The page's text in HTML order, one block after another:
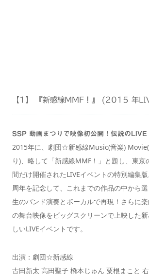
【1】 『新感線MMF！』 (2015 年
SSP 動画まつりで映像初公開！伝説のLIVE
2015年に、劇団☆新感線Music(音楽)
り)、略して「新感線MMF！」と題し、東京
間だけ開催されたLIVEイベントの特別編集
周年を記念して、これまでの作品の中から
生のバンド演奏とボーカルで再現！さらに
の舞台映像をビッグスクリーンで上映した
しいLIVEイベントです。
出演：劇団☆新感線
古田新太 高田聖子 橋本じゅん 粟根まこと